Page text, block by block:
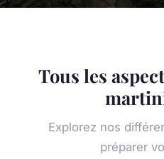
Tous les
Explorez nos
préparer